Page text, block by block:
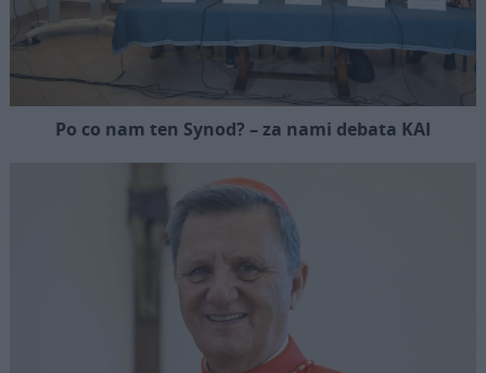
Po co nam ten Synod? – za nami debata KAI